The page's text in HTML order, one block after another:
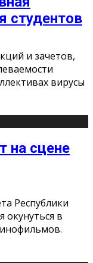
студентов
и зачетов,
вирусы
на сцене
Республики
окунуться в